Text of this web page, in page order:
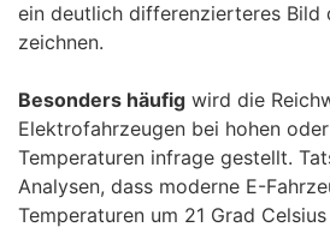
ein deutlich differenzierteres Bild
zeichnen.
Besonders häufig wird die
Elektrofahrzeugen bei hohen
Temperaturen infrage gestellt.
Analysen, dass moderne E-
Temperaturen um 21 Grad